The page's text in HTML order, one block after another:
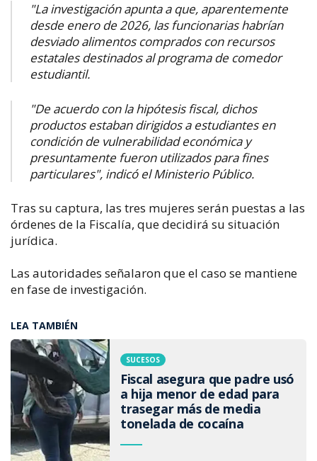
"La investigación apunta a que, aparentemente
desde enero de 2026, las funcionarias habrían
desviado alimentos comprados con recursos
estatales destinados al programa de comedor
estudiantil.
"De acuerdo con la hipótesis fiscal, dichos
productos estaban dirigidos a estudiantes en
condición de vulnerabilidad económica y
presuntamente fueron utilizados para fines
particulares", indicó el Ministerio Público.
Tras su captura, las tres mujeres serán puestas a las
órdenes de la Fiscalía, que decidirá su situación
jurídica.
Las autoridades señalaron que el caso se mantiene
en fase de investigación.
LEA TAMBIÉN
SUCESOS
Fiscal asegura que padre usó
a hija menor de edad para
trasegar más de media
tonelada de cocaína